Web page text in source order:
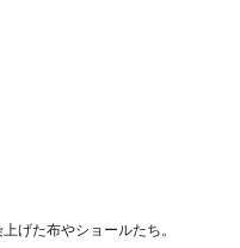
げた布やショールたち。